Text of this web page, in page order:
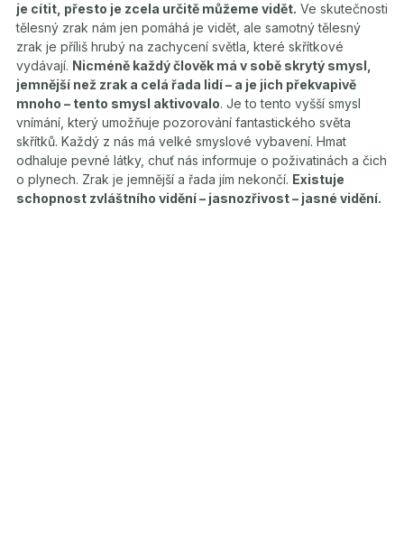
je cítit, přesto je zcela určitě můžeme vidět. Ve skutečnosti
tělesný zrak nám jen pomáhá je vidět, ale samotný tělesný
zrak je příliš hrubý na zachycení světla, které skřítkové
vydávají. Nicméně každý člověk má v sobě skrytý smysl,
jemnější než zrak a celá řada lidí – a je jich překvapivě
mnoho – tento smysl aktivovalo. Je to tento vyšší smysl
vnímání, který umožňuje pozorování fantastického světa
skřítků. Každý z nás má velké smyslové vybavení. Hmat
odhaluje pevné látky, chuť nás informuje o poživatinách a čich
o plynech. Zrak je jemnější a řada jím nekončí. Existuje
schopnost zvláštního vidění – jasnozřivost – jasné vidění.